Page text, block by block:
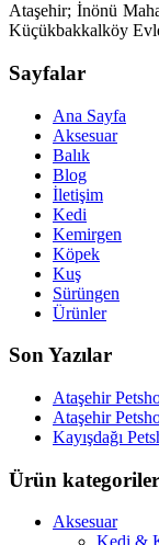
Ataşehir; İnönü
Küçükbakkalköy
Sayfalar
Ana Sayfa
Aksesuar
Balık
Blog
İletişim
Kedi
Kemirgen
Köpek
Kuş
Sürüngen
Ürünler
Son Yazılar
Ataşehir
Ataşehir
Kayışdağı
Ürün
Aksesuar